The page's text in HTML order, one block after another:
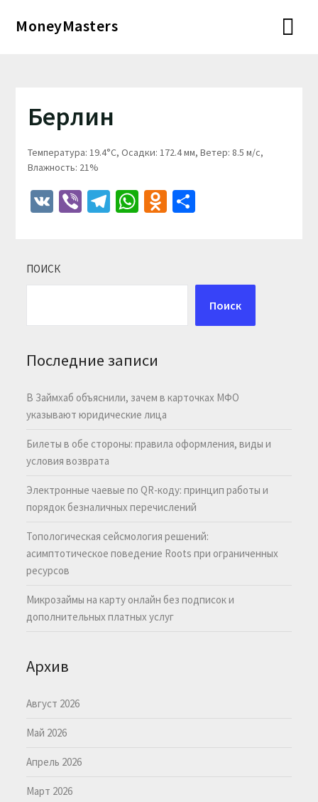
MoneyMasters
Берлин
Температура: 19.4°C, Осадки: 172.4 мм, Ветер: 8.5 м/с,
Влажность: 21%
VKViberTelegram
WhatsApp
Odnoklassniki
Отправить
ПОИСК
Поиск
Последние записи
В Займхаб объяснили, зачем в карточках МФО
указывают юридические лица
Билеты в обе стороны: правила оформления, виды и
условия возврата
Электронные чаевые по QR-коду: принцип работы и
порядок безналичных перечислений
Топологическая сейсмология решений:
асимптотическое поведение Roots при ограниченных
ресурсов
Микрозаймы на карту онлайн без подписок и
дополнительных платных услуг
Архив
Август 2026
Май 2026
Апрель 2026
Март 2026